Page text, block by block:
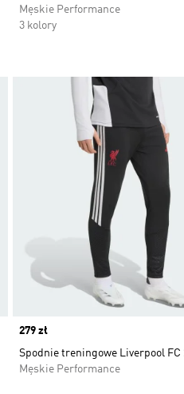
Męskie Performance
3 kolory
Dodaj do listy życzeń
Price
279 zł
Spodnie treningowe Liverpool FC
Męskie Performance